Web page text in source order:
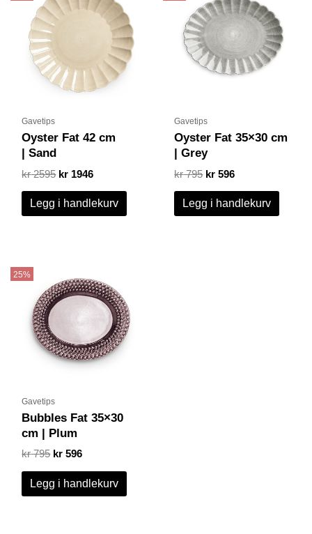
Gavetips
Oyster Fat 42 cm
| Sand
kr2595
kr 2595.
kr 1946
kr 1946.
Legg i handlekurv
Gavetips
Oyster Fat 35×30 cm
| Grey
kr795
kr 795.
kr 596
kr 596.
Legg i handlekurv
25%
Gavetips
Bubbles Fat 35×30
cm | Plum
kr795
var:
kr 795.
kr 596
er:
kr 596.
Legg i handlekurv